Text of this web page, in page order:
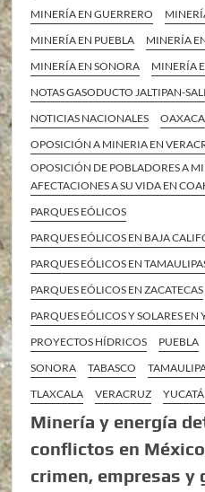
MINERÍA EN GUERRERO
MINERÍA EN PUEBLA
MINERÍA
MINERÍA EN SONORA
MINERÍA
NOTAS GASODUCTO JALTIPAN-
NOTICIAS NACIONALES
OAXACA
OPOSICIÓN A MINERIA EN
OPOSICIÓN DE POBLADORES A
AFECTACIONES A SU VIDA EN
PARQUES EÓLICOS
PARQUES EÓLICOS EN BAJA
PARQUES EÓLICOS EN
PARQUES EÓLICOS EN ZACATECAS
PARQUES EÓLICOS Y SOLARES EN
PROYECTOS HÍDRICOS
PUEBLA
SONORA
TABASCO
TLAXCALA
VERACRUZ
Minería y energía
conflictos en
crimen, empresas y